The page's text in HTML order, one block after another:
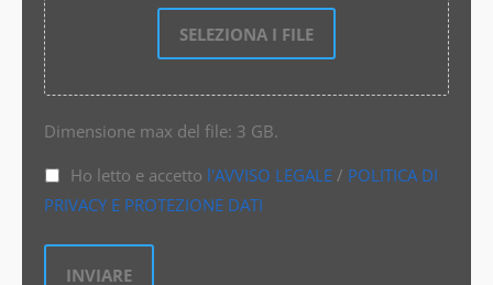
SELEZIONA I FILE
Dimensione max del file: 3 GB.
Ho letto e accetto l'AVVISO LEGALE/ POLITICA DI
PRIVACY E PROTEZIONE DATI